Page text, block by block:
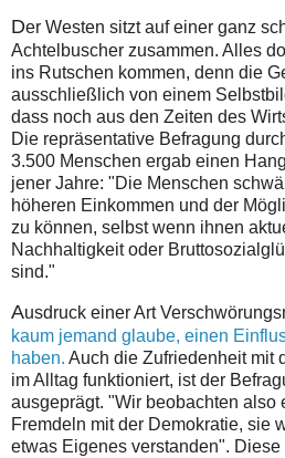
Der Westen sitzt auf einer ganz
Achtelbuscher zusammen. Alles
ins Rutschen kommen, denn die
ausschließlich von einem
dass noch aus den Zeiten des
Die repräsentative Befragung
3.500 Menschen ergab einen
jener Jahre: "Die Menschen
höheren Einkommen und der
zu können, selbst wenn ihnen
Nachhaltigkeit oder
sind."
Ausdruck einer Art
kaum jemand glaube, einen
haben. Auch die Zufriedenheit mit
im Alltag funktioniert, ist der
ausgeprägt. "Wir beobachten also
Fremdeln mit der Demokratie, sie
etwas Eigenes verstanden".